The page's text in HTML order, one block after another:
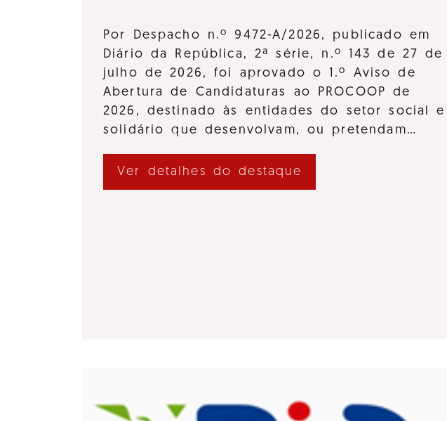
Por Despacho n.º 9472-A/2026, publicado em
Diário da República, 2ª série, n.º 143 de 27 de
julho de 2026, foi aprovado o 1.º Aviso de
Abertura de Candidaturas ao PROCOOP de
2026, destinado às entidades do setor social e
solidário que desenvolvam, ou pretendam…
Ver detalhes do destaque